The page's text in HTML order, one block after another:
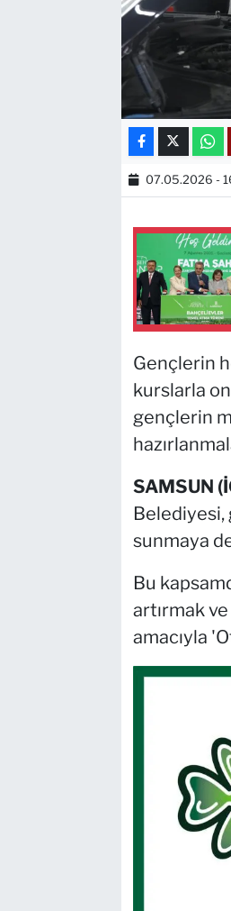
07.05.2026 -
Gençlerin
kurslarla
gençlerin
SAMSUN
Belediyesi,
sunmaya
Bu
artırmak ve
amacıyla